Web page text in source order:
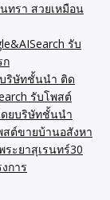
ทรา สวยเหมือน
รับ
ก
ริษัทชั้นนำ ติด
รับโพสต์
ยบริษัทชั้นนำ
สต์ขายบ้านอสังหา
ะยาสุเรนทร์30
การ